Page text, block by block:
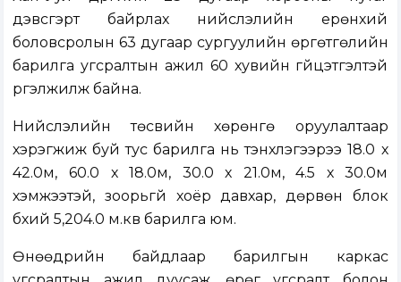
дэвсгэрт байрлах нийслэлийн ерөнхий
боловсролын 63 дугаар сургуулийн өргөтгөлийн
барилга угсралтын ажил 60 хувийн гүйцэтгэлтэй
үргэлжилж байна.
Нийслэлийн төсвийн хөрөнгө оруулалтаар
хэрэгжиж буй тус барилга нь тэнхлэгээрээ 18.0 х
42.0м, 60.0 х 18.0м, 30.0 х 21.0м, 4.5 х 30.0м
хэмжээтэй, зоорьгүй хоёр давхар, дөрвөн блок
бүхий 5,204.0 м.кв барилга юм.
Өнөөдрийн байдлаар барилгын каркас